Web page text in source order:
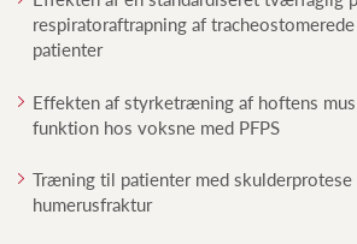
respiratoraftrapning af
patienter
Effekten af styrketræning af hoftens
funktion hos voksne med PFPS
Træning til patienter med
humerusfraktur